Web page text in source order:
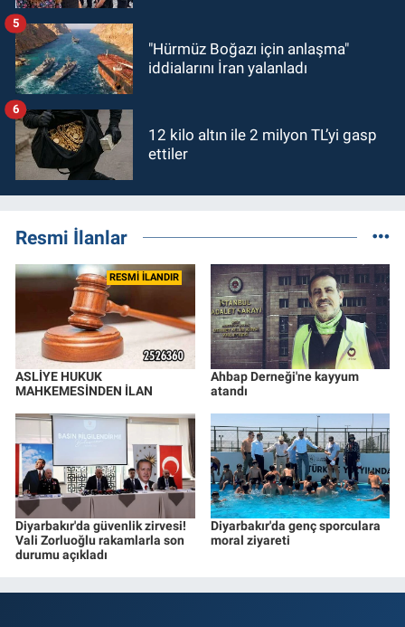
"Hürmüz Boğazı için anlaşma"
iddialarını İran yalanladı
5
12 kilo altın ile 2 milyon TL’yi gasp
ettiler
6
Resmi İlanlar
RESMİ İLANDIR
ASLİYE HUKUK
MAHKEMESİNDEN İLAN
Ahbap Derneği'ne kayyum
atandı
Diyarbakır'da güvenlik zirvesi!
Vali Zorluoğlu rakamlarla son
durumu açıkladı
Diyarbakır'da genç sporculara
moral ziyareti